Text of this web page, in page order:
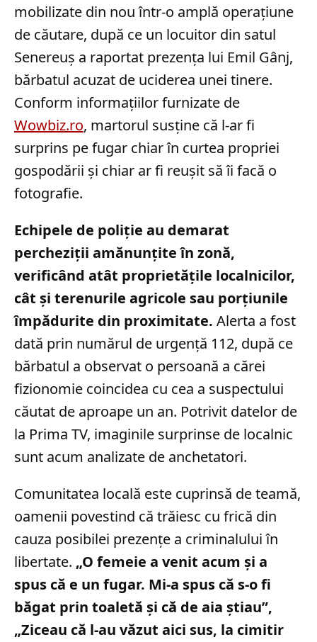
mobilizate din nou într-o amplă operațiune
de căutare, după ce un locuitor din satul
Senereuș a raportat prezența lui Emil Gânj,
bărbatul acuzat de uciderea unei tinere.
Conform informațiilor furnizate de
Wowbiz.ro, martorul susține că l-ar fi
surprins pe fugar chiar în curtea propriei
gospodării și chiar ar fi reușit să îi facă o
fotografie.
Echipele de poliție au demarat
percheziții amănunțite în zonă,
verificând atât proprietățile localnicilor,
cât și terenurile agricole sau porțiunile
împădurite din proximitate. Alerta a fost
dată prin numărul de urgență 112, după ce
bărbatul a observat o persoană a cărei
fizionomie coincidea cu cea a suspectului
căutat de aproape un an. Potrivit datelor de
la Prima TV, imaginile surprinse de localnic
sunt acum analizate de anchetatori.
Comunitatea locală este cuprinsă de teamă,
oamenii povestind că trăiesc cu frică din
cauza posibilei prezențe a criminalului în
libertate. „O femeie a venit acum și a
spus că e un fugar. Mi-a spus că s-o fi
băgat prin toaletă și că de aia știau”,
„Ziceau că l-au văzut aici sus, la cimitir